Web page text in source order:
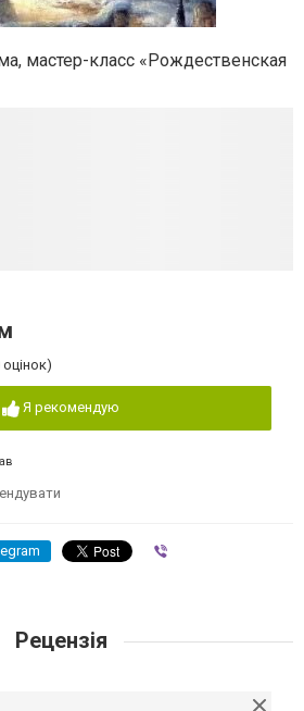
мастер-класс «Рождественская
оцінок)
Я рекомендую
Рецензія